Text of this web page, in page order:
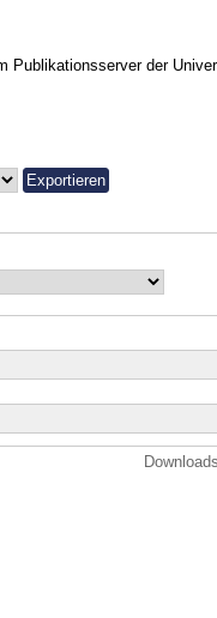
Publikationsserver der